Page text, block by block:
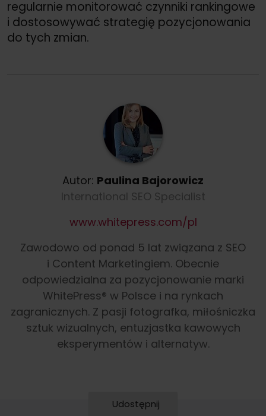
regularnie monitorować czynniki rankingowe
i dostosowywać strategię pozycjonowania
do tych zmian.
Autor: Paulina Bajorowicz
International SEO Specialist
www.whitepress.com/pl
Zawodowo od ponad 5 lat związana z SEO
i Content Marketingiem. Obecnie
odpowiedzialna za pozycjonowanie marki
WhitePress® w Polsce i na rynkach
zagranicznych. Z pasji fotografka, miłośniczka
sztuk wizualnych, entuzjastka kawowych
eksperymentów i alternatyw.
Udostępnij